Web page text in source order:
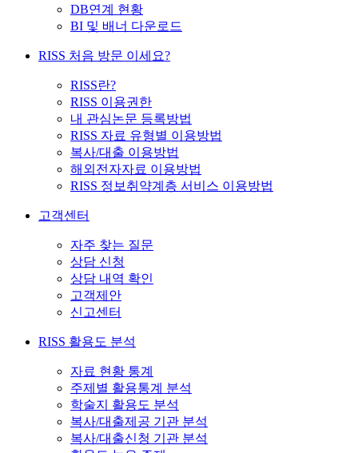
DB연계 현황
BI 및 배너 다운로드
RISS 처음 방문 이세요?
RISS란?
RISS 이용권한
내 관심논문 등록방법
RISS 자료 유형별 이용방법
복사/대출 이용방법
해외전자자료 이용방법
RISS 정보취약계층 서비스 이용방법
고객센터
자주 찾는 질문
상담 신청
상담 내역 확인
고객제안
신고센터
RISS 활용도 분석
자료 현황 통계
주제별 활용통계 분석
학술지 활용도 분석
복사/대출제공 기관 분석
복사/대출신청 기관 분석